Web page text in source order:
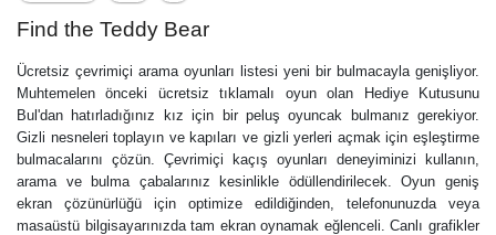
Find the Teddy Bear
Ücretsiz çevrimiçi arama oyunları listesi yeni bir bulmacayla genişliyor.
Muhtemelen önceki ücretsiz tıklamalı oyun olan Hediye Kutusunu
Bul'dan hatırladığınız kız için bir peluş oyuncak bulmanız gerekiyor.
Gizli nesneleri toplayın ve kapıları ve gizli yerleri açmak için eşleştirme
bulmacalarını çözün. Çevrimiçi kaçış oyunları deneyiminizi kullanın,
arama ve bulma çabalarınız kesinlikle ödüllendirilecek. Oyun geniş
ekran çözünürlüğü için optimize edildiğinden, telefonunuzda veya
masaüstü bilgisayarınızda tam ekran oynamak eğlenceli. Canlı grafikler